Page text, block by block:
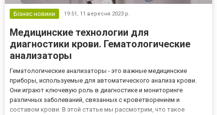
Бізнес новини 19:51, 11 вересня 2023 р.
Медицинские технологии для
диагностики крови. Гематологические
анализаторы
Гематологические анализаторы - это важные медицинские
приборы, используемые для автоматического анализа крови.
Они играют ключевую роль в диагностике и мониторинге
различных заболеваний, связанных с кроветворением и
составом крови. В этой статье мы рассмотрим, что такое